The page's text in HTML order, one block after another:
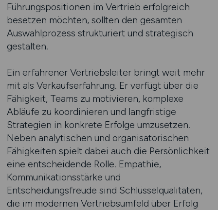
Führungspositionen im Vertrieb erfolgreich
besetzen möchten, sollten den gesamten
Auswahlprozess strukturiert und strategisch
gestalten.
Ein erfahrener Vertriebsleiter bringt weit mehr
mit als Verkaufserfahrung. Er verfügt über die
Fähigkeit, Teams zu motivieren, komplexe
Abläufe zu koordinieren und langfristige
Strategien in konkrete Erfolge umzusetzen.
Neben analytischen und organisatorischen
Fähigkeiten spielt dabei auch die Persönlichkeit
eine entscheidende Rolle. Empathie,
Kommunikationsstärke und
Entscheidungsfreude sind Schlüsselqualitäten,
die im modernen Vertriebsumfeld über Erfolg